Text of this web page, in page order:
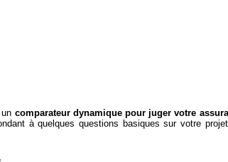
comparateur dynamique pour juger votre
à quelques questions basiques sur votre